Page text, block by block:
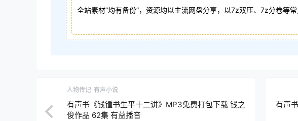
全站素材“均有备份”，资源均以主流网盘分享，以7z双压、7z分卷等
人物传记 有声小说
有声书《钱锺书生平十二讲》MP3免费打包下载 钱之
俊作品 62集 有益播音
有声